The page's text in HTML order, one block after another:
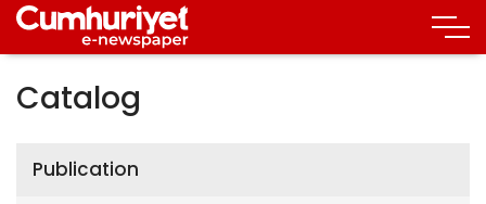
Catalog
Publication